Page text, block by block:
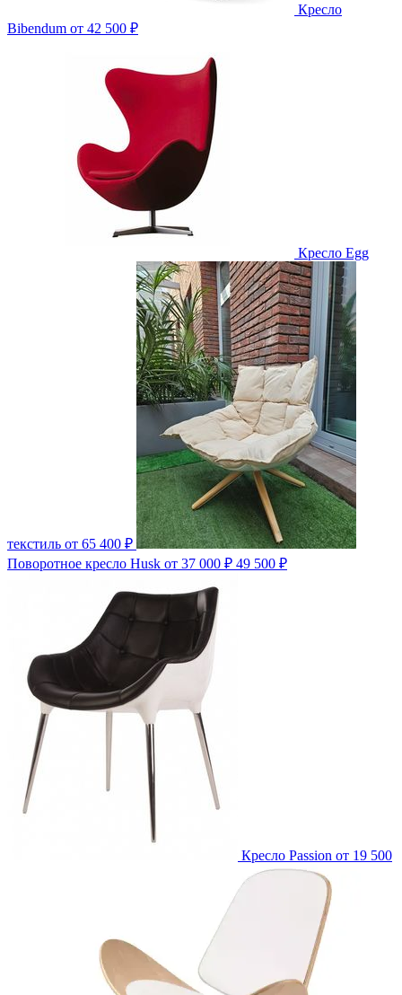
Кресло
Bibendum от 42 500 ₽
Кресло Egg
текстиль от 65 400 ₽
Поворотное кресло Husk от 37 000 ₽ 49 500 ₽
Кресло Passion от 19 500